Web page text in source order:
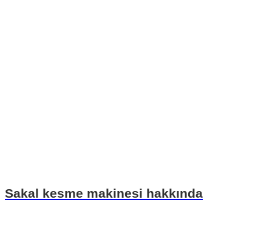
Sakal kesme makinesi hakkında